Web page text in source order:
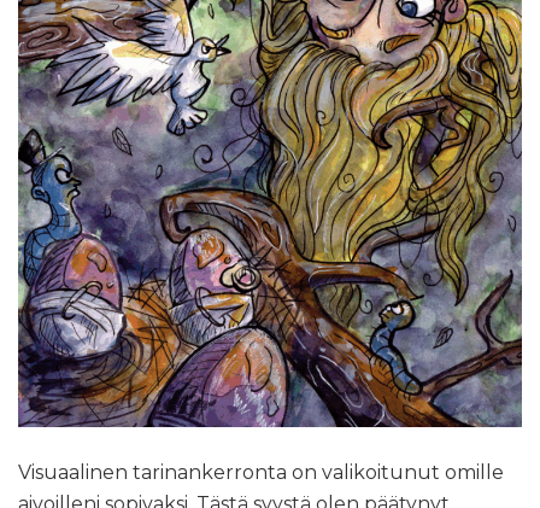
Visuaalinen tarinankerronta on valikoitunut omille